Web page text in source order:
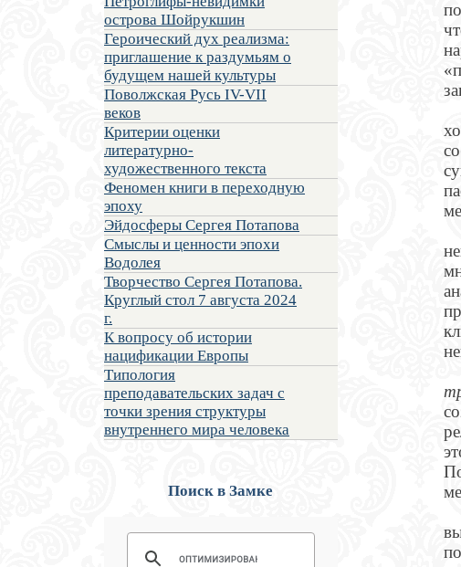
острова Шойрукшин
Героический дух реализма:
приглашение к раздумьям о
будущем нашей культуры
Поволжская Русь IV-VII
веков
Критерии оценки
литературно-
художественного текста
Феномен книги в переходную
эпоху
Эйдосферы Сергея Потапова
Смыслы и ценности эпохи
Водолея
Творчество Сергея Потапова.
Круглый стол 7 августа 2024
г.
К вопросу об истории
нацификации Европы
Типология
преподавательских задач с
точки зрения структуры
внутреннего мира человека
Поиск в Замке